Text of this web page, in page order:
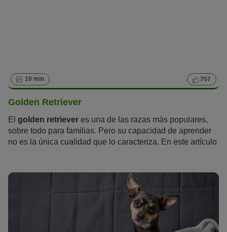
10 min 757
Golden Retriever
El golden retriever es una de las razas más populares,
sobre todo para familias. Pero su capacidad de aprender
no es la única cualidad que lo caracteriza. En este artículo